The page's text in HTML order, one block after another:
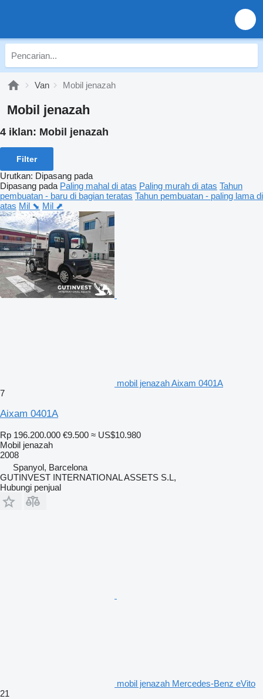
Van Mobil jenazah
Mobil jenazah
4 iklan: Mobil jenazah
Filter
Urutkan: Dipasang pada
Dipasang pada Paling mahal di atas Paling murah di atas Tahun
pembuatan - baru di bagian teratas Tahun pembuatan - paling lama di
atas Mil ⬊ Mil ⬈
mobil jenazah Aixam 0401A
7
Aixam 0401A
Rp 196.200.000 €9.500 ≈ US$10.980
Mobil jenazah
2008
Spanyol, Barcelona
GUTINVEST INTERNATIONAL ASSETS S.L,
Hubungi penjual
mobil jenazah Mercedes-Benz eVito
21